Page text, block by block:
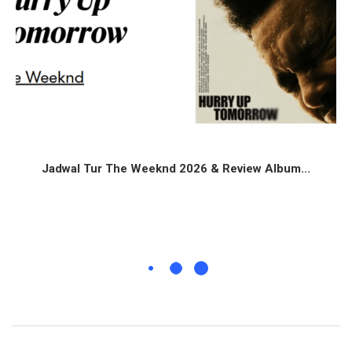
Jadwal Tur The Weeknd 2026 & Review Album...